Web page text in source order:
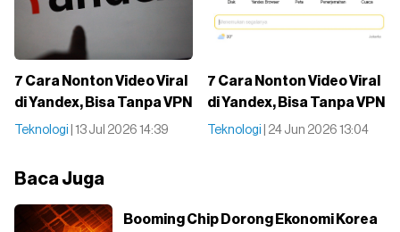
7 Cara Nonton Video Viral
di Yandex, Bisa Tanpa VPN
Teknologi | 13 Jul 2026 14:39
7 Cara Nonton Video Viral
di Yandex, Bisa Tanpa VPN
Teknologi | 24 Jun 2026 13:04
Baca Juga
Booming Chip Dorong Ekonomi Korea